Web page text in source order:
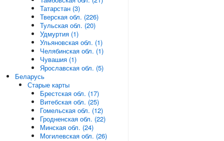
Татарстан (3)
Тверская обл. (226)
Тульская обл. (20)
Удмуртия (1)
Ульяновская обл. (1)
Челябинская обл. (1)
Чувашия (1)
Ярославская обл. (5)
Беларусь
Старые карты
Брестская обл. (17)
Витебская обл. (25)
Гомельская обл. (12)
Гродненская обл. (22)
Минская обл. (24)
Могилевская обл. (26)